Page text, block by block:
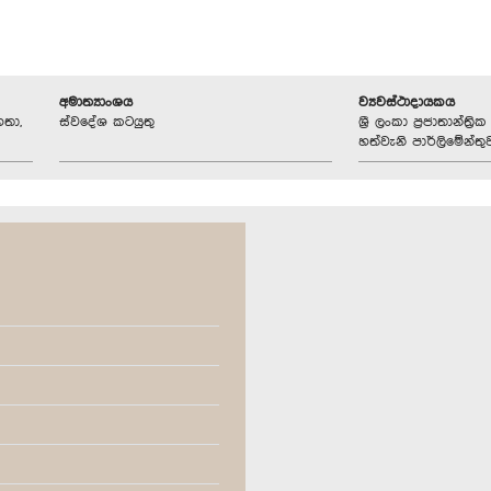
අමාත්‍යාංශය
ස්වදේශ කටයුතු
ව්‍යවස්ථාදායකය
ශ්‍රී ලංකා
හත්වැනි